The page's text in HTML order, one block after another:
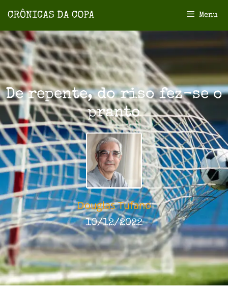
Menu
De repente, do riso fez-se o
pranto
Douglas Tufano
10/12/2022